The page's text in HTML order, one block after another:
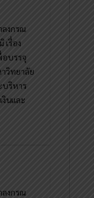
งกรณ
เรื่อง
บรรจุ
วิทยาลัย
บริหาร
งินและ
งกรณ